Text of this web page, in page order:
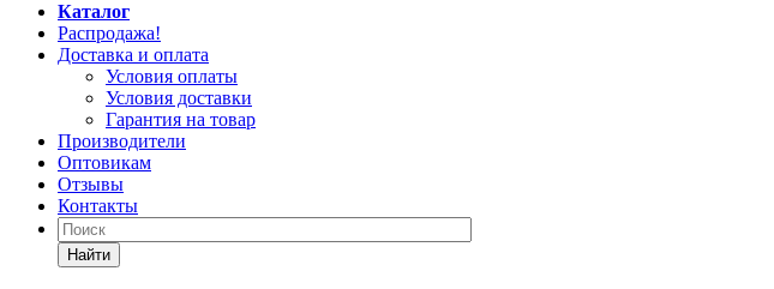
Каталог
Распродажа!
Доставка и оплата
Условия оплаты
Условия доставки
Гарантия на товар
Производители
Оптовикам
Отзывы
Контакты
Найти